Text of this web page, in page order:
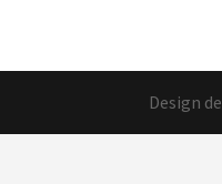
Design de